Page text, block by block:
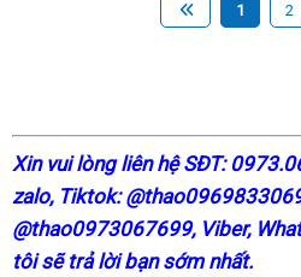
1 2
Xin vui lòng liên hệ SĐT:
zalo, Tiktok:
@thao0973067699, Viber,
tôi sẽ trả lời bạn sớm nhất.